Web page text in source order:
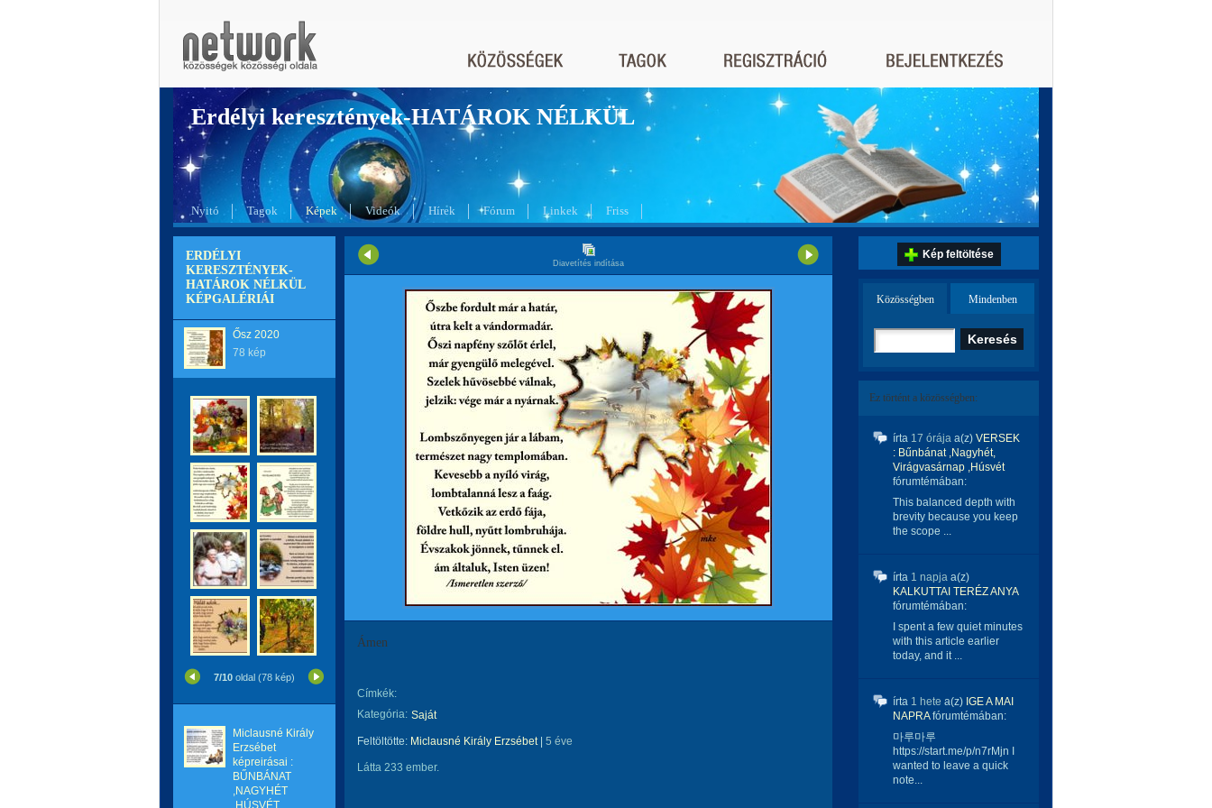
Erdélyi keresztények-HATÁROK NÉLKÜL
Nyitó Tagok Képek Videók Hírek Fórum Linkek Friss
ERDÉLYI
KERESZTÉNYEK-
HATÁROK NÉLKÜL
KÉPGALÉRIÁI
Ősz 2020
78 kép
7/10 oldal (78 kép)
Miclausné Király
Erzsébet
képreirásai :
BŰNBÁNAT
,NAGYHÉT
,HÚSVÉT
Diavetítés indítása
Ámen
Címkék:
Kategória: Saját
Feltöltötte: Miclausné Király Erzsébet| 5 éve
Látta 233 ember.
Kép feltöltése
Közösségben Mindenben
Ez történt a közösségben:
írta 17 órája a(z) VERSEK
: Bűnbánat ,Nagyhét,
Virágvasárnap ,Húsvét
fórumtémában:
This balanced depth with
brevity because you keep
the scope ...
írta 1 napja a(z)
KALKUTTAI TERÉZ ANYA
fórumtémában:
I spent a few quiet minutes
with this article earlier
today, and it ...
írta 1 hete a(z) IGE A MAI
NAPRAfórumtémában:
마루마루
https://start.me/p/n7rMjn I
wanted to leave a quick
note...